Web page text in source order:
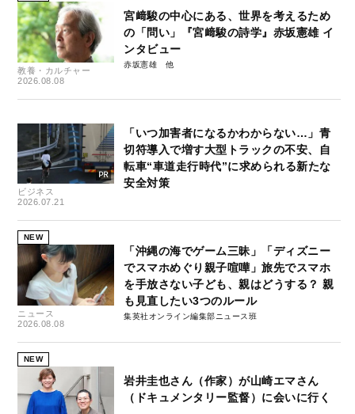
教養・カルチャー
2026.08.08
宮﨑駿の中心にある、世界を考えるため
の「問い」『宮﨑駿の詩学』赤坂憲雄 イ
ンタビュー
赤坂憲雄
ビジネス
2026.07.21
「いつ加害者になるかわからない…」青
切符導入で増す大型トラックの不安、自
転車“車道走行時代”に求められる新たな
安全対策
NEW
ニュース
2026.08.08
「沖縄の海でゲーム三昧」「ディズニー
でスマホめぐり親子喧嘩」旅先でスマホ
を手放さない子ども、親はどうする？ 親
も見直したい3つのルール
集英社オンライン編集部ニュース班
NEW
岩井圭也さん（作家）が山崎エマさん
（ドキュメンタリー監督）に会いに行く